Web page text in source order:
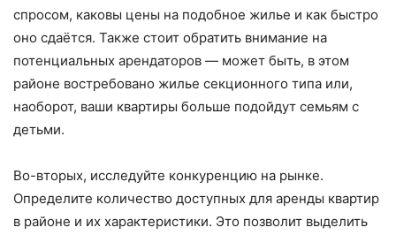
спросом, каковы цены на подобное жилье и как быстро
оно сдаётся. Также стоит обратить внимание на
потенциальных арендаторов — может быть, в этом
районе востребовано жилье секционного типа или,
наоборот, ваши квартиры больше подойдут семьям с
детьми.
Во-вторых, исследуйте конкуренцию на рынке.
Определите количество доступных для аренды квартир
в районе и их характеристики. Это позволит выделить